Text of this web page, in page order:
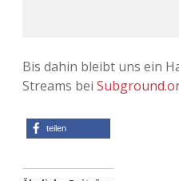
Bis dahin bleibt uns ein
Streams bei
teilen